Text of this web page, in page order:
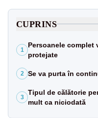
CUPRINS
1
Persoanele complet
protejate
2 Se va purta în
3
Tipul de călătorie
mult ca niciodată